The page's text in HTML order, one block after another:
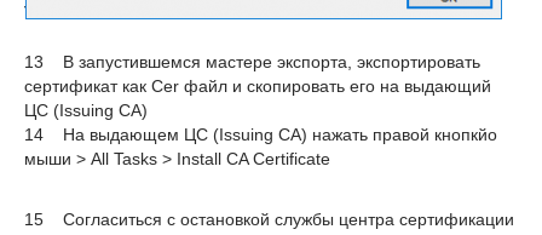
13 В запустившемся мастере экспорта, экспортировать
сертификат как Cer файл и скопировать его на выдающий
ЦС (Issuing CA)
14 На выдающем ЦС (Issuing CA) нажать правой кнопкйо
мыши > All Tasks > Install CA Certificate
15 Согласиться с остановкой службы центра сертификации